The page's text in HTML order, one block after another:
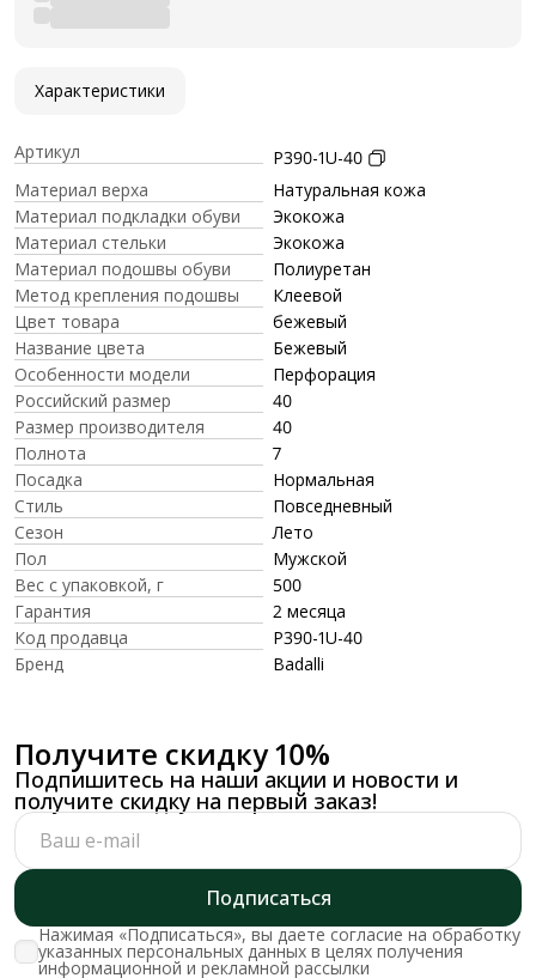
Характеристики
Артикул
P390-1U-40
Материал верха
Натуральная кожа
Материал подкладки обуви
Экокожа
Материал стельки
Экокожа
Материал подошвы обуви
Полиуретан
Метод крепления подошвы
Клеевой
Цвет товара
бежевый
Название цвета
Бежевый
Особенности модели
Перфорация
Российский размер
40
Размер производителя
40
Полнота
7
Посадка
Нормальная
Стиль
Повседневный
Сезон
Лето
Пол
Мужской
Вес с упаковкой, г
500
Гарантия
2 месяца
Код продавца
P390-1U-40
Бренд
Badalli
Получите скидку 10%
Подпишитесь на наши акции и новости и
получите скидку на первый заказ!
Подписаться
Нажимая «Подписаться», вы даете согласие на обработку
указанных персональных данных в целях получения
информационной и рекламной рассылки